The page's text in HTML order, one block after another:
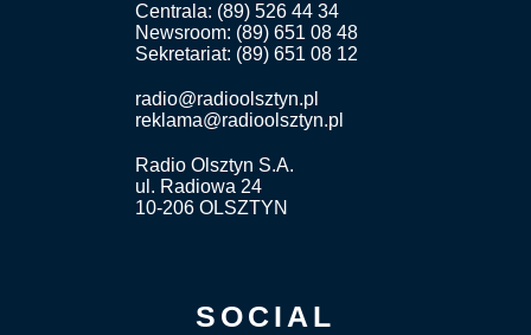
Centrala: (89) 526 44 34
Newsroom: (89) 651 08 48
Sekretariat: (89) 651 08 12
radio@radioolsztyn.pl
reklama@radioolsztyn.pl
Radio Olsztyn S.A.
ul. Radiowa 24
10-206 OLSZTYN
SOCIAL